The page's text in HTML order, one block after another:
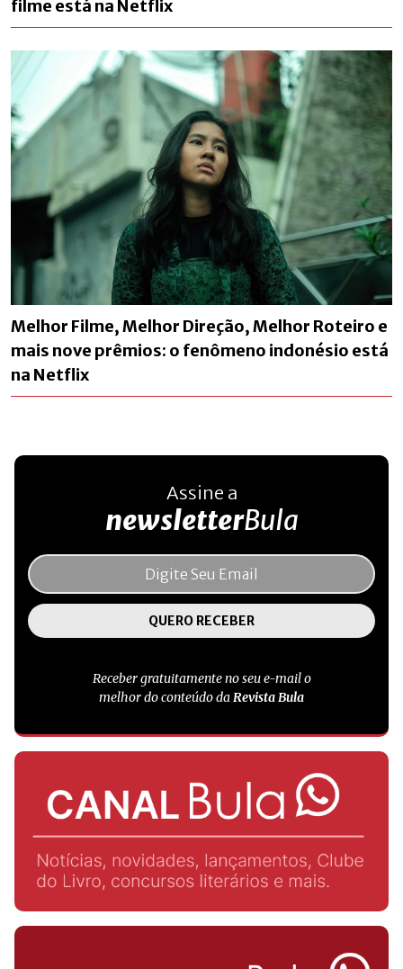
filme está na Netflix
Melhor Filme, Melhor Direção, Melhor Roteiro e
mais nove prêmios: o fenômeno indonésio está
na Netflix
Assine a
newsletterBula
Receber gratuitamente no seu e-mail o
melhor do conteúdo daRevista Bula